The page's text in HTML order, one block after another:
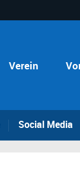
Verein
Social Media